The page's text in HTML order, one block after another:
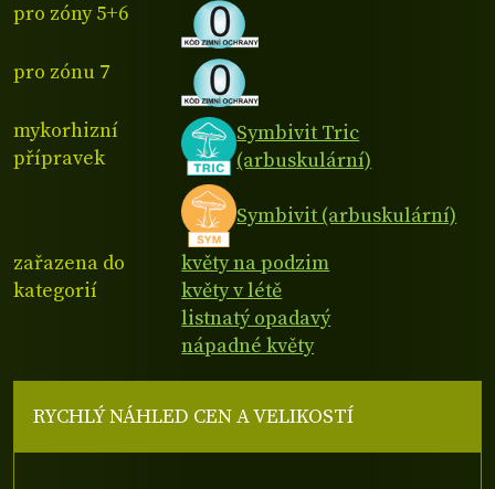
pro zóny 5+6
pro zónu 7
mykorhizní
přípravek
Symbivit Tric
(arbuskulární)
Symbivit (arbuskulární)
zařazena do
kategorií
květy na podzim
květy v létě
listnatý opadavý
nápadné květy
RYCHLÝ NÁHLED CEN A VELIKOSTÍ